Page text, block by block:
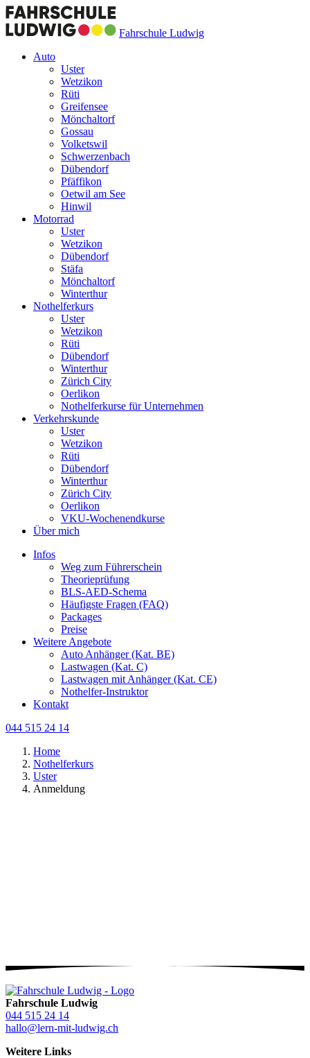
Fahrschule Ludwig
Auto
Uster
Wetzikon
Rüti
Greifensee
Mönchaltorf
Gossau
Volketswil
Schwerzenbach
Dübendorf
Pfäffikon
Oetwil am See
Hinwil
Motorrad
Uster
Wetzikon
Dübendorf
Stäfa
Mönchaltorf
Winterthur
Nothelferkurs
Uster
Wetzikon
Rüti
Dübendorf
Winterthur
Zürich City
Oerlikon
Nothelferkurse für Unternehmen
Verkehrskunde
Uster
Wetzikon
Rüti
Dübendorf
Winterthur
Zürich City
Oerlikon
VKU-Wochenendkurse
Über mich
Infos
Weg zum Führerschein
Theorieprüfung
BLS-AED-Schema
Häufigste Fragen (FAQ)
Packages
Preise
Weitere Angebote
Auto Anhänger (Kat. BE)
Lastwagen (Kat. C)
Lastwagen mit Anhänger (Kat. CE)
Nothelfer-Instruktor
Kontakt
044 515 24 14
Home
Nothelferkurs
Uster
Anmeldung
Fahrschule Ludwig
044 515 24 14
hallo@lern-mit-ludwig.ch
Weitere Links